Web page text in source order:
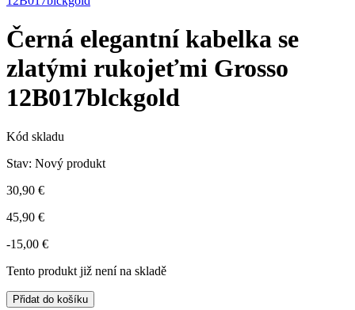
Černá elegantní kabelka se
zlatými rukojeťmi Grosso
12B017blckgold
Kód skladu
Stav: Nový produkt
30,90 €
45,90 €
-15,00 €
Tento produkt již není na skladě
Přidat do košíku